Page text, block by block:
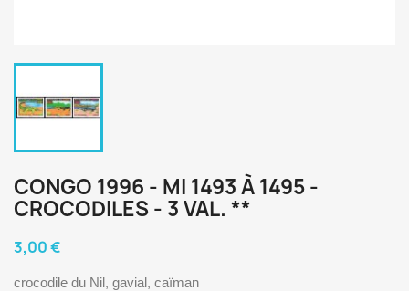
CONGO 1996 - MI 1493 À 1495 -
CROCODILES - 3 VAL. **
3,00 €
crocodile du Nil, gavial, caïman